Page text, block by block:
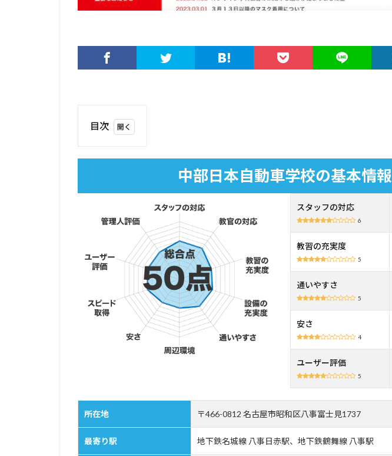
目次
中
本
校
の
情
報
自
動
車
学
中部日本自動車学校の基本情報
スタッフの対応
6
教習の充実度
5
通いやすさ
5
安さ
4
ユーザー評価
5
所在地 〒466-0812 名古屋市昭和区八事富士見1737
最寄り駅 地下鉄名城線 八事日赤駅、地下鉄鶴舞線 八事駅